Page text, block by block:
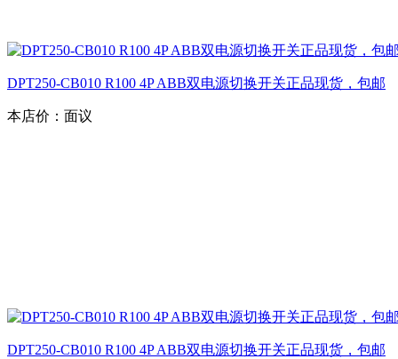
DPT250-CB010 R100 4P ABB双电源切换开关正品现货，包邮
本店价： 面议
DPT250-CB010 R100 4P ABB双电源切换开关正品现货，包邮